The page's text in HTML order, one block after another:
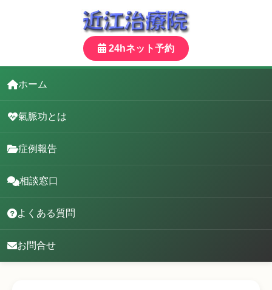
24hネット予約
ホーム
氣脈功とは
症例報告
相談窓口
よくある質問
お問合せ